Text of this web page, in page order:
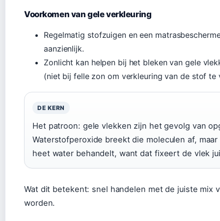
Voorkomen van gele verkleuring
Regelmatig stofzuigen en een
aanzienlijk.
Zonlicht kan helpen bij het bleken van gele
(niet bij felle zon om verkleuring van de stof te
DE KERN
Het patroon: gele vlekken zijn het gevolg van
Waterstofperoxide breekt die moleculen af,
heet water behandelt, want dat fixeert de vlek
Wat dit betekent: snel handelen met de juiste mix
worden.